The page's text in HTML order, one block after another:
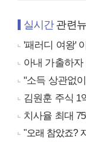
실시간관련
'패러디 여왕'
아내 가출하자
"소득 상관없
김원훈 주식 1
치사율 최대
"오래 참았죠?